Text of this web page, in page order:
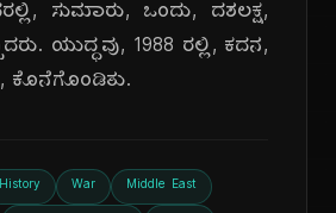
ಸುಮಾರು, ಒಂದು, ದಶಲಕ್ಷ,
ಯುದ್ಧವು, 1988 ರಲ್ಲಿ, ಕದನ,
History War Middle East